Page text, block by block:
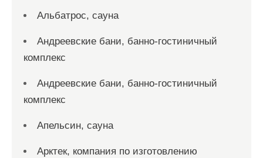
Альбатрос, сауна
Андреевские бани, банно-гостиничный
комплекс
Андреевские бани, банно-гостиничный
комплекс
Апельсин, сауна
Арктек, компания по изготовлению